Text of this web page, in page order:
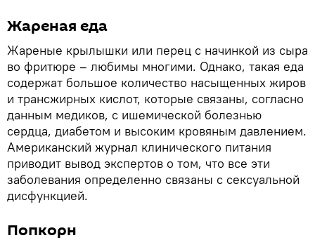
Жареная еда
Жареные крылышки или перец с начинкой из сыра
во фритюре – любимы многими. Однако, такая еда
содержат большое количество насыщенных жиров
и трансжирных кислот, которые связаны, согласно
данным медиков, с ишемической болезнью
сердца, диабетом и высоким кровяным давлением.
Американский журнал клинического питания
приводит вывод экспертов о том, что все эти
заболевания определенно связаны с сексуальной
дисфункцией.
Попкорн